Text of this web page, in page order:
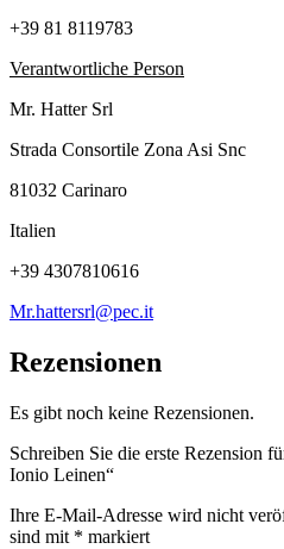
+39 81 8119783
Verantwortliche Person
Mr. Hatter Srl
Strada Consortile Zona Asi Snc
81032 Carinaro
Italien
+39 4307810616
Mr.hattersrl@pec.it
Rezensionen
Es gibt noch keine Rezensionen.
Schreiben Sie die erste Rezension
Ionio Leinen“
Ihre E-Mail-Adresse wird nicht
sind mit * markiert